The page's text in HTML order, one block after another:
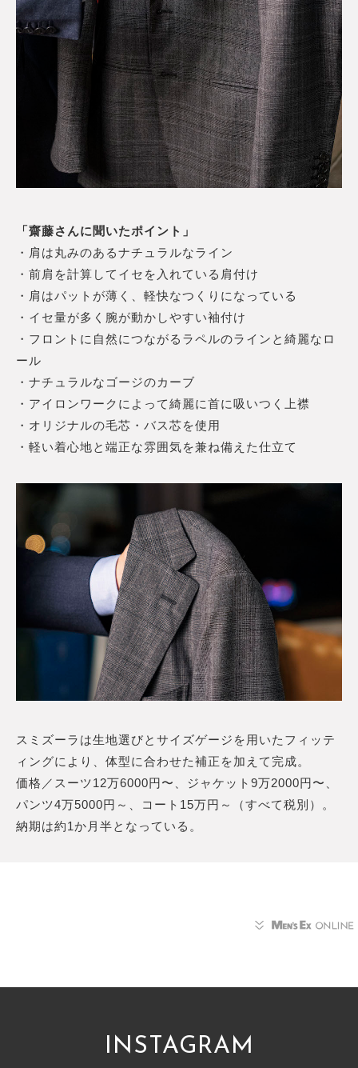
「齋藤さんに聞いたポイント」
・肩は丸みのあるナチュラルなライン
・前肩を計算してイセを入れている肩付け
・肩はパットが薄く、軽快なつくりになっている
・イセ量が多く腕が動かしやすい袖付け
・フロントに自然につながるラペルのラインと綺麗なロ
ール
・ナチュラルなゴージのカーブ
・アイロンワークによって綺麗に首に吸いつく上襟
・オリジナルの毛芯・バス芯を使用
・軽い着心地と端正な雰囲気を兼ね備えた仕立て
スミズーラは生地選びとサイズゲージを用いたフィッテ
ィングにより、体型に合わせた補正を加えて完成。
価格／スーツ12万6000円〜、ジャケット9万2000円〜、
パンツ4万5000円～、コート15万円～（すべて税別）。
納期は約1か月半となっている。
INSTAGRAM